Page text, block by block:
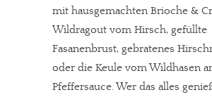
mit hausgemachten Brioche &
Wildragout vom Hirsch, gefüllte
Fasanenbrust, gebratenes
oder die Keule vom Wildhasen
Pfeffersauce. Wer das alles